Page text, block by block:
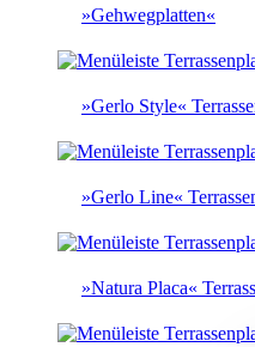
»Gehwegplatten«
»Gerlo Style«
»Gerlo Line«
»Natura Placa«